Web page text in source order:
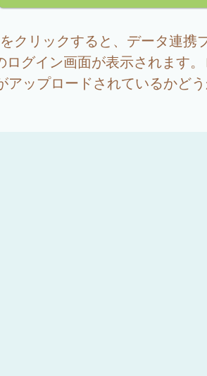
クリックすると、データ連携
グイン画面が表示されます
アップロードされているかど